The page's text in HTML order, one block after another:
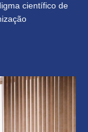
científico de